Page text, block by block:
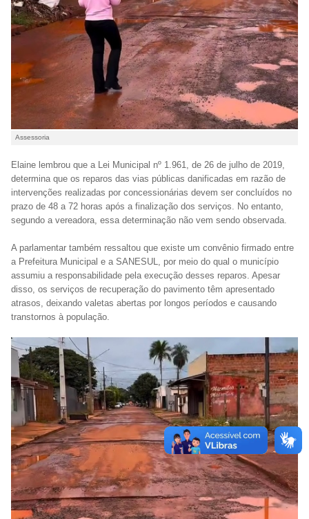
Assessoria
Elaine lembrou que a Lei Municipal nº 1.961, de 26 de julho de 2019,
determina que os reparos das vias públicas danificadas em razão de
intervenções realizadas por concessionárias devem ser concluídos no
prazo de 48 a 72 horas após a finalização dos serviços. No entanto,
segundo a vereadora, essa determinação não vem sendo observada.
A parlamentar também ressaltou que existe um convênio firmado entre
a Prefeitura Municipal e a SANESUL, por meio do qual o município
assumiu a responsabilidade pela execução desses reparos. Apesar
disso, os serviços de recuperação do pavimento têm apresentado
atrasos, deixando valetas abertas por longos períodos e causando
transtornos à população.